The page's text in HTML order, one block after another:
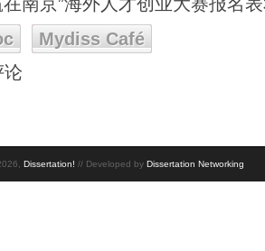
Mydiss Café
论
Dissertation! // Developed by Dissertation Networking